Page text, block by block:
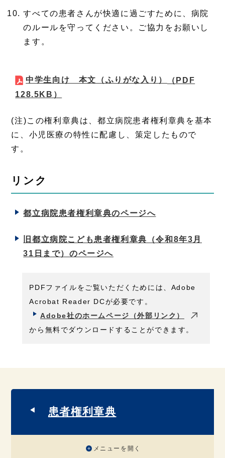
すべての患者さんが快適に過ごすために、病院
のルールを守ってください。ご協力をお願いし
ます。
中学生向け 本文（ふりがな入り）
（PDF
128.5KB）
(注)この権利章典は、都立病院患者権利章典を基本
に、小児医療の特性に配慮し、策定したもので
す。
リンク
都立病院患者権利章典のページへ
旧都立病院こども患者権利章典（令和8年3月
31日まで）のページへ
PDFファイルをご覧いただくためには、Adobe
Acrobat Reader DCが必要です。
Adobe社のホームページ（外部リンク）
から無料でダウンロードすることができます。
患者権利章典
メニューを開く